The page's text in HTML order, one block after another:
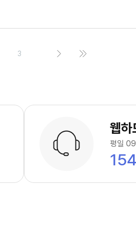
3
웹하
평일